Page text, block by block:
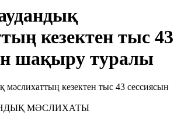
кезектен тыс 43
шақыру туралы
МӘСЛИХАТЫ